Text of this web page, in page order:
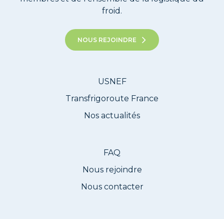
froid.
NOUS REJOINDRE
USNEF
Transfrigoroute France
Nos actualités
FAQ
Nous rejoindre
Nous contacter